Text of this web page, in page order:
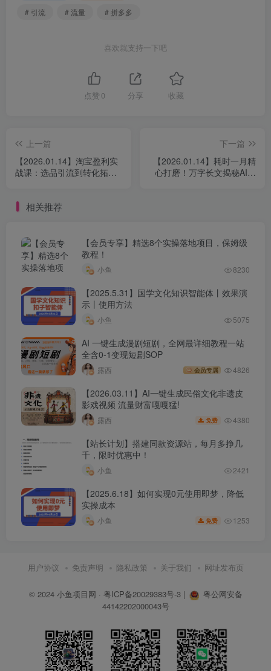
├──2025.10.25拼多多 · 异常数据急救 .mp4
├──2025.10.31光速冷启动 · 养店秘笈.mp4
├──2025.11.08 推广搭建口诀 · 极速高级版.mp4
├──2025.11.13微付费·矩阵流水线.mp4
├──2025.11.19 “全站营销”爆卡大促.mp4
├──2025.11.20平台卷5.01玩法矩阵玩法 .mp4
├──2025.11.27（复盘）高利润强付费.mp4
├──2025.12.01 原价砍大树 12月.mp4
├──2025.12.2（复盘）高投产微付费.mp4
├──12.05原价大树0.2版.mp4
├──2025.12.09（复盘）2025活动玩法 .mp4
├──2025.12.11-3阶段·控投产流程.mp4
├──2025.12.13 黄金测试链接公式【二】图片.mp4
├──2025.12.13 黄金测试链接公式【三】SKU与布局选
择.mp4
├──2025.12.14（复盘）暴力起店手册.mp4
├──2025.12.18新 · 无限推荐流2.0
├──2025.12.20 洗SKU实战手册.mp4
├──2025.12.23活动防比价（洗图最新版）.mp4
├──2025.12.23高价铺货流程&步骤.mp4
├──2025.12.24 原价上活动（洗图4.0版）.mp4
├──2025.12.25 （复盘）高利润强付费.mp4
├──2026.01.06（复盘）2025活动玩法.mp4
# 引流
# 流量 # 拼多多
喜欢就支持一下吧
点赞 0 分享 收藏
上一篇
【2026.01.14】淘宝盈利实
战课：选品引流到转化拓
下一篇
【2026.01.14】耗时一月精
心打磨！万字长文揭秘AI原
相关推荐
【会员专享】精选8个实操落地项目，保姆级
教程！
小鱼 8230
【2025.5.31】国学文化知识智能体丨效果演
示丨使用方法
小鱼 5075
AI 一键生成漫剧短剧，全网最详细教程一站
全含0-1变现短剧SOP
露西 会员专属 4826
【2026.03.11】AI一键生成民俗文化非遗皮
影戏视频 流量财富嘎嘎猛!
露西 免费 4380
【站长计划】搭建同款资源站，每月多挣几
千，限时优惠中！
小鱼 2421
【2025.6.18】如何实现0元使用即梦，降低
实操成本
小鱼 免费 1253
用户协议 免责声明 隐私政策 关于我们 网址发布页
© 2024 小鱼项目网 · 粤ICP备20029383号-3|
粤公网安备
44142202000043号